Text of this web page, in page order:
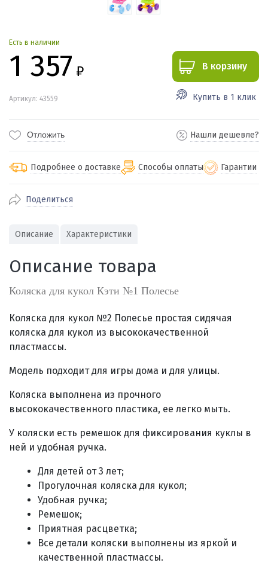
Есть в наличии
1 357 ₽
Артикул: 43559
В корзину
Купить в 1 клик
Отложить Нашли дешевле?
Подробнее о доставке
По Екатеринбургу бесплатная
По близлежащим городам
Отправляем во все регионы России
службами Пэк, Кит, Луч, Сдэк, Озон
доставка, Почта РФ или любой другой
Способы оплаты
Екатеринбурга и близлежащих
Через СБП при получении (для
Екатеринбурга и близлежащих
городов)
Оплата по счету для юридических лиц
Гарантии
Поделиться
Описание Характеристики
Описание товара
Коляска для кукол Кэти №1 Полесье
Коляска для кукол №2 Полесье простая сидячая
коляска для кукол из высококачественной
пластмассы.
Модель подходитдля игры дома и для улицы.
Коляска выполнена из прочного
высококачественного пластика, ее легко мыть.
У коляски есть ремешок для фиксирования куклы в
ней и удобная ручка.
Для детей от 3 лет;
Прогулочная коляска для кукол;
Удобная ручка;
Ремешок;
Приятная расцветка;
Все детали коляски выполнены из яркой и
качественной пластмассы.